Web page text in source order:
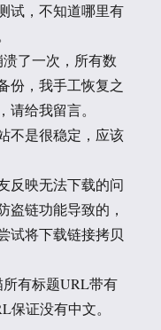
试，不知道哪里有
了一次，所有数
份，我手工恢复之
给我留言。
不是很稳定，应该
反映无法下载的问
盗链功能导致的，
试将下载链接拷贝
所有标题URL带有
保证没有中文。